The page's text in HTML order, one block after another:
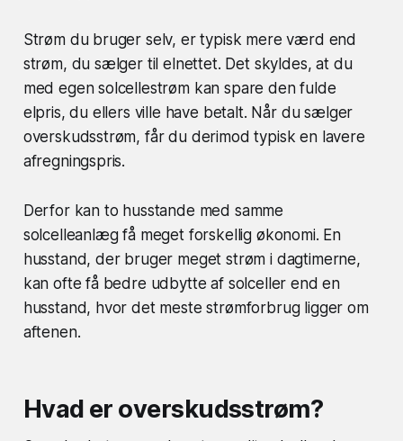
Strøm du bruger selv, er typisk mere værd end
strøm, du sælger til elnettet. Det skyldes, at du
med egen solcellestrøm kan spare den fulde
elpris, du ellers ville have betalt. Når du sælger
overskudsstrøm, får du derimod typisk en lavere
afregningspris.
Derfor kan to husstande med samme
solcelleanlæg få meget forskellig økonomi. En
husstand, der bruger meget strøm i dagtimerne,
kan ofte få bedre udbytte af solceller end en
husstand, hvor det meste strømforbrug ligger om
aftenen.
Hvad er overskudsstrøm?